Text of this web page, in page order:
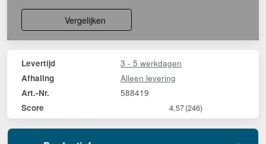
Vergelijken
Levertijd 3 - 5 werkdagen
Afhaling Alleen levering
Art.-Nr. 588419
Score 4,57(246)